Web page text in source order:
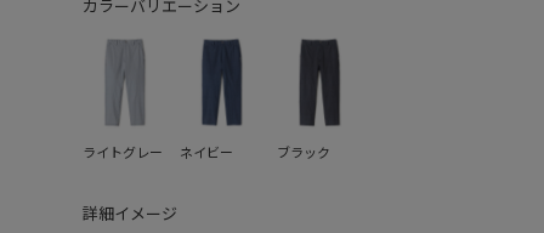
カラーバリエーション
ライトグレー ネイビー ブラック
詳細イメージ